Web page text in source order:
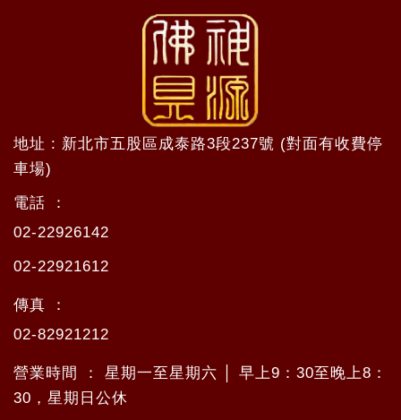
地址 : 新北市五股區成泰路3段237號 (對面有收費停
車場)
電話 ：
02-22926142
02-22921612
傳真 ：
02-82921212
營業時間 ： 星期一至星期六 │ 早上9：30至晚上8：
30，星期日公休